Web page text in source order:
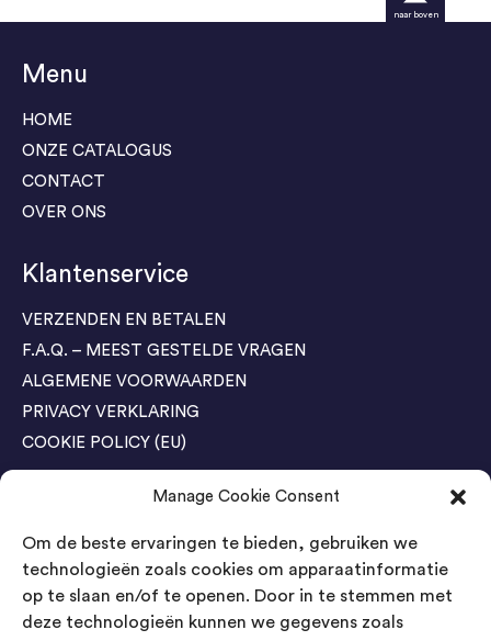
Manage Cookie Consent
Om de beste ervaringen te bieden, gebruiken we
technologieën zoals cookies om apparaatinformatie
op te slaan en/of te openen. Door in te stemmen met
deze technologieën kunnen we gegevens zoals
Menu
HOME
ONZE CATALOGUS
CONTACT
OVER ONS
Klantenservice
VERZENDEN EN BETALEN
F.A.Q. – MEEST GESTELDE VRAGEN
ALGEMENE VOORWAARDEN
PRIVACY VERKLARING
COOKIE POLICY (EU)
Agenda Trade Shows
04-05 November / SVG FAIR Winterswijk
Bestel GRATIS kaarten
Bestel GRATIS kaarten
naar boven